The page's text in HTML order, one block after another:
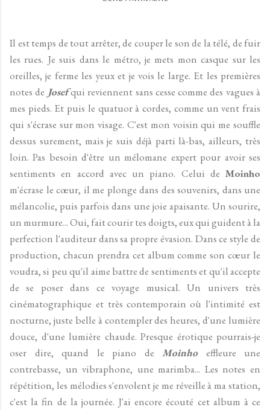
Il est temps de tout arrêter, de couper le son de la télé, de fuir
les rues. Je suis dans le métro, je mets mon casque sur les
oreilles, je ferme les yeux et je vois le large. Et les premières
notes de Josefqui reviennent sans cesse comme des vagues à
mes pieds. Et puis le quatuor à cordes, comme un vent frais
qui s'écrase sur mon visage. C'est mon voisin qui me souffle
dessus surement, mais je suis déjà parti là-bas, ailleurs, très
loin. Pas besoin d'être un mélomane expert pour avoir ses
sentiments en accord avec un piano. Celui de Moinho
m'écrase le cœur, il me plonge dans des souvenirs, dans une
mélancolie, puis parfois dans une joie apaisante. Un sourire,
un murmure... Oui, fait courir tes doigts, eux qui guident à la
perfection l'auditeur dans sa propre évasion. Dans ce style de
production, chacun prendra cet album comme son cœur le
voudra, si peu qu'il aime battre de sentiments et qu'il accepte
de se poser dans ce voyage musical. Un univers très
cinématographique et très contemporain où l'intimité est
nocturne, juste belle à contempler des heures, d'une lumière
douce, d'une lumière chaude. Presque érotique pourrais-je
oser dire, quand le piano de Moinhoeffleure une
contrebasse, un vibraphone, une marimba... Les notes en
répétition, les mélodies s'envolent je me réveille à ma station,
c'est la fin de la journée. J'ai encore écouté cet album à ce